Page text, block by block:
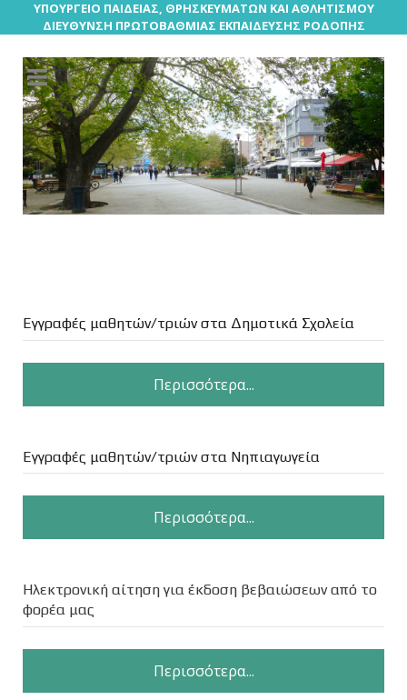
ΥΠΟΥΡΓΕΙΟ ΠΑΙΔΕΙΑΣ, ΘΡΗΣΚΕΥΜΑΤΩΝ ΚΑΙ ΑΘΛΗΤΙΣΜΟΥ
ΔΙΕΥΘΥΝΣΗ ΠΡΩΤΟΒΑΘΜΙΑΣ ΕΚΠΑΙΔΕΥΣΗΣ ΡΟΔΟΠΗΣ
Εγγραφές μαθητών/τριών στα Δημοτικά Σχολεία
Περισσότερα...
Εγγραφές μαθητών/τριών στα Νηπιαγωγεία
Περισσότερα...
Ηλεκτρονική αίτηση για έκδοση βεβαιώσεων από το
φορέα μας
Περισσότερα...